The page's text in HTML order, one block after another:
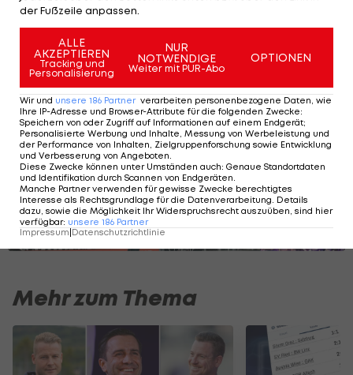
ersten Minuten sammeln darf."
Preisvergleich: So viel kosten die
Bundesliga-Abos 2025/26
SLIDESHOW
STARTEN
Mehr zum Thema
der Fußzeile anpassen.
ALLE
AKZEPTIEREN
Tracking und
Personalisierung
NUR
NOTWENDIGE
Weiter mit PUR-Abo
OPTIONEN
Wir und unsere 186 Partner verarbeiten personenbezogene Daten, wie
Ihre IP-Adresse und Browser-Attribute für die folgenden Zwecke:
Speichern von oder Zugriff auf Informationen auf einem Endgerät;
Personalisierte Werbung und Inhalte, Messung von Werbeleistung und
der Performance von Inhalten, Zielgruppenforschung sowie Entwicklung
und Verbesserung von Angeboten.
Diese Zwecke können unter Umständen auch: Genaue Standortdaten
und Identifikation durch Scannen von Endgeräten.
Manche Partner verwenden für gewisse Zwecke berechtigtes
Interesse als Rechtsgrundlage für die Datenverarbeitung. Details
dazu, sowie die Möglichkeit Ihr Widerspruchsrecht auszuüben, sind hier
verfügbar: unsere 186 Partner
Impressum Datenschutzrichtlinie